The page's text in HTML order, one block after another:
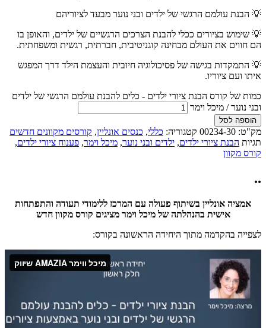
💡 הבנת עולמם הרגשי של ילדים ובני נוער מבעד לציוריהם
💡 שימוש בציורים ככלי להבנת הצרכים הרגשיים של ילדים, והאופן בו
הם חווים את העולם מבחינה קוגניטיבית, חברתית, רגשית ומשפחתית.
💡 התמקדות בגישה של פסיכולוגיה חיובית והעצמת הילד דרך המפגש
איתו ועם ציוריו.
כמות של קורס הבנת ציורי ילדים - כלים להבנת עולמם הרגשי של ילדים
ובני נוער / מיכל וימר
הוספה לסל
מק"ט: 00234-30 קטגוריה: כללי, כנסים אונליין, קורסים מקוונים חדשים
תגיות הבנת ציורי ילדים, ילדים ובני נוער, מיכל וימר, פענוח ציורי ילדים,
קורס מקוון
..
אמציה אונליין בשיתוף פעולה עם המרכז ללימודי תעודה והתפתחות
אישית בהנהלתה של מיכל וימרמציגים קורס מקוון חדש
לצפייה בהקדמה מתוך היחידה הראשונה בקורס: